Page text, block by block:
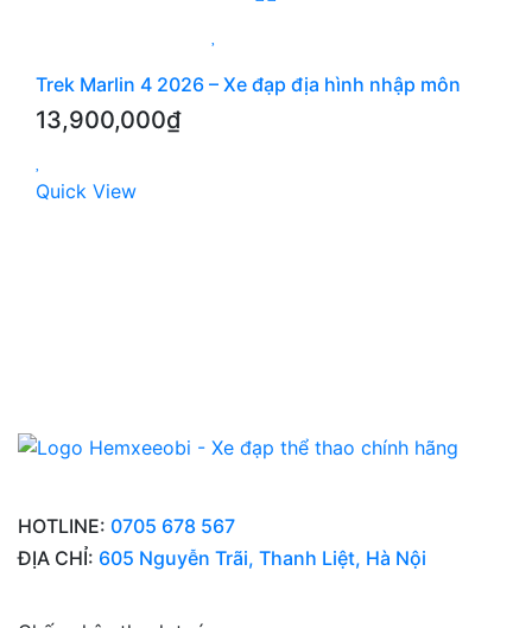
Trek Marlin 4 2026 – Xe đạp địa hình nhập môn
13,900,000₫
Quick View
HOTLINE: 0705 678 567
ĐỊA CHỈ: 605 Nguyễn Trãi, Thanh Liệt, Hà Nội